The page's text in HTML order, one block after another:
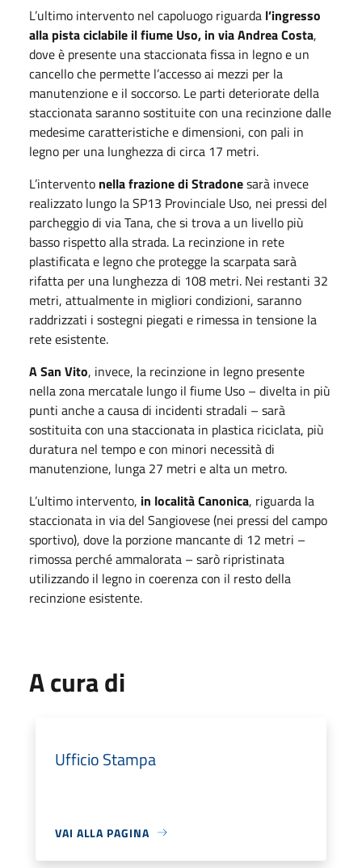
L’ultimo intervento nel capoluogo riguarda l’ingresso
alla pista ciclabile il fiume Uso, in via Andrea Costa,
dove è presente una staccionata fissa in legno e un
cancello che permette l’accesso ai mezzi per la
manutenzione e il soccorso. Le parti deteriorate della
staccionata saranno sostituite con una recinzione dalle
medesime caratteristiche e dimensioni, con pali in
legno per una lunghezza di circa 17 metri.
L’intervento nella frazione di Stradonesarà invece
realizzato lungo la SP13 Provinciale Uso, nei pressi del
parcheggio di via Tana, che si trova a un livello più
basso rispetto alla strada. La recinzione in rete
plastificata e legno che protegge la scarpata sarà
rifatta per una lunghezza di 108 metri. Nei restanti 32
metri, attualmente in migliori condizioni, saranno
raddrizzati i sostegni piegati e rimessa in tensione la
rete esistente.
A San Vito, invece, la recinzione in legno presente
nella zona mercatale lungo il fiume Uso – divelta in più
punti anche a causa di incidenti stradali – sarà
sostituita con una staccionata in plastica riciclata, più
duratura nel tempo e con minori necessità di
manutenzione, lunga 27 metri e alta un metro.
L’ultimo intervento, in località Canonica, riguarda la
staccionata in via del Sangiovese (nei pressi del campo
sportivo), dove la porzione mancante di 12 metri –
rimossa perché ammalorata – sarò ripristinata
utilizzando il legno in coerenza con il resto della
recinzione esistente.
A cura di
Ufficio Stampa
VAI ALLA PAGINA